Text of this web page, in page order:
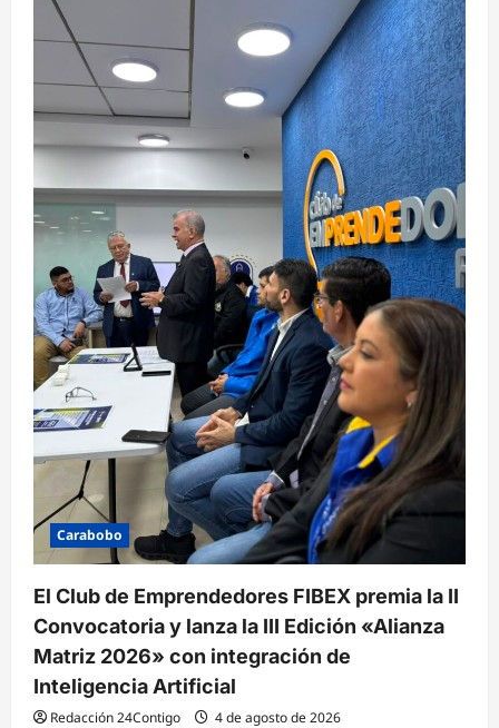
Carabobo
El Club de Emprendedores FIBEX premia la II
Convocatoria y lanza la III Edición «Alianza
Matriz 2026» con integración de
Inteligencia Artificial
Redacción 24Contigo 4 de agosto de 2026